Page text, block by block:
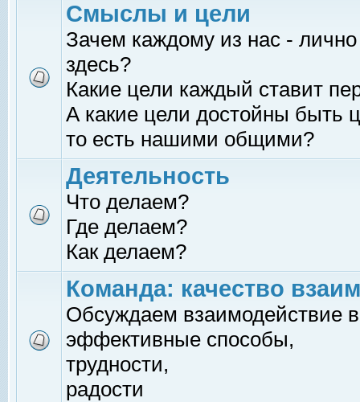
Смыслы и цели
Зачем каждому из нас -
здесь?
Какие цели каждый ставит
А какие цели достойны быть
то есть нашими общими?
Деятельность
Что делаем?
Где делаем?
Как делаем?
Команда: качество
Обсуждаем взаимодействие
эффективные способы,
трудности,
радости